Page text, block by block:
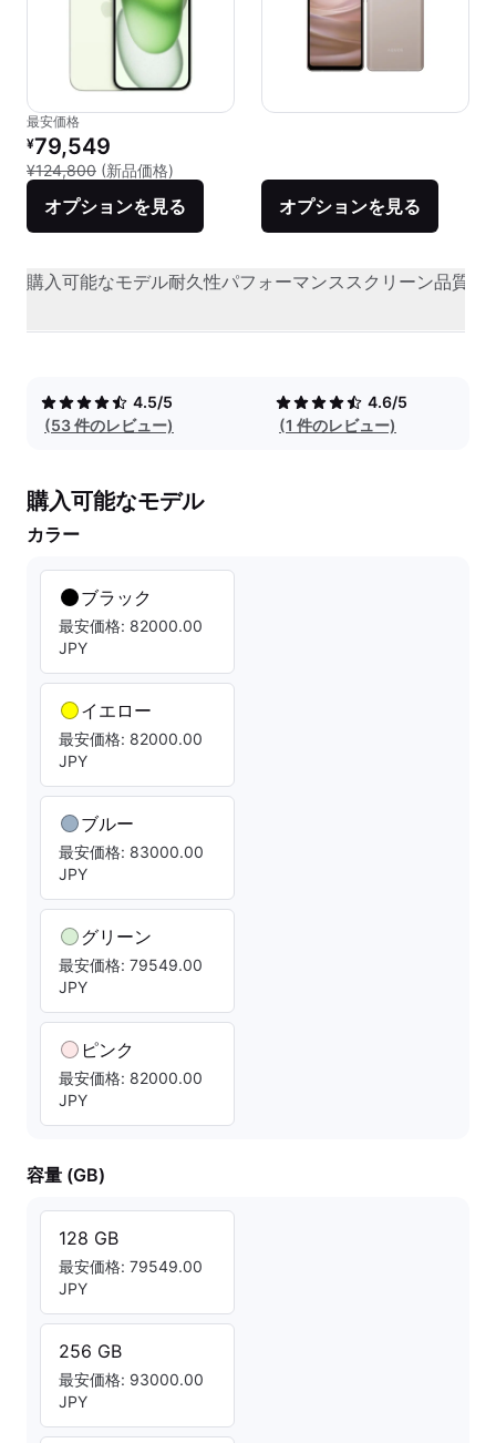
最安価格
リファービッシュ品の価格：
¥79,549
¥124,800 (新品価格)
オプションを見る オプションを見る
購入可能なモデル耐久性パフォーマンススクリーン品質
4.5/5
(53 件のレビュー)
4.6/5
(1 件のレビュー)
購入可能なモデル
カラー
ブラック
最安価格: 82000.00
JPY
イエロー
最安価格: 82000.00
JPY
ブルー
最安価格: 83000.00
JPY
グリーン
最安価格: 79549.00
JPY
ピンク
最安価格: 82000.00
JPY
容量 (GB)
128 GB
最安価格: 79549.00
JPY
256 GB
最安価格: 93000.00
JPY